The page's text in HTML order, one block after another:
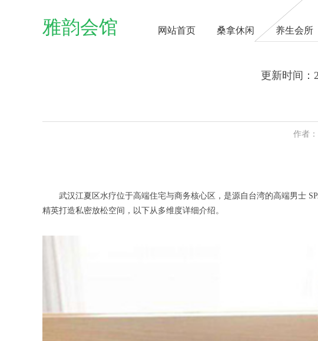
雅韵会馆 网站首页 桑拿休闲 养生会所
更新时间：
作者
武汉江夏区水疗位于高端住宅与商务核心区，是源自台湾的高端男士
精英打造私密放松空间，以下从多维度详细介绍。